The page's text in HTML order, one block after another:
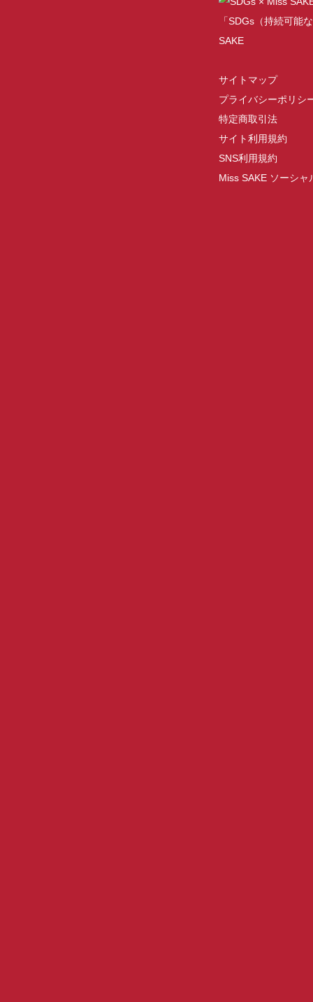
「SDGs（持続可能
SAKE
サイトマップ
プライバシーポリシ
特定商取引法
サイト利用規約
SNS利用規約
Miss SAKE ソーシ